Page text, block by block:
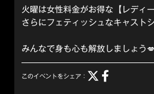
火曜は女性料金がお得な【レディ
さらにフェティッシュなキャスト
みんなで身も心も解放しましょう💋
このイベントをシェア：